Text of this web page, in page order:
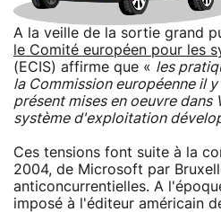
A la veille de la sortie grand
le Comité européen pour les
(ECIS) affirme que « les
la Commission européenne il
présent mises en oeuvre dans
système d'exploitation
Ces tensions font suite à la
2004, de Microsoft par
anticoncurrentielles. A
imposé à l'éditeur américain